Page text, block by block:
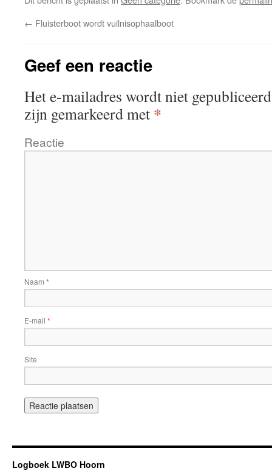
← Fluisterboot wordt vuilnisophaalboot
Geef een reactie
Het e-mailadres wordt niet
zijn gemarkeerd met *
Reactie
Naam *
E-mail *
Site
Logboek LWBO Hoorn